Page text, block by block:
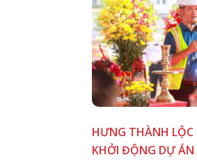
HƯNG THÀNH
KHỞI ĐỘNG DỰ ÁN